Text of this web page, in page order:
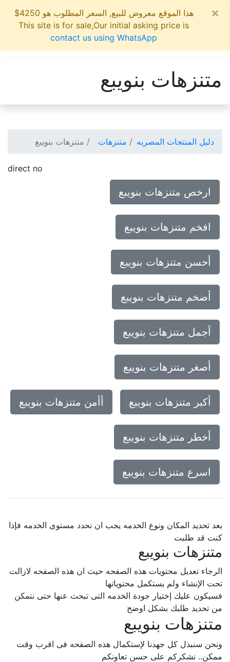
هذا الموقع معروض للبيع, السعر المطلوب هو 4250$
This site is for sale,Our initial asking price is
contact us using WhatsApp
متنزهات بنويبع
دليل المنتجات المصريه متنزهات متنزهات بنويبع
direct no
ارخص متنزهات بنويبع
افخم متنزهات بنويبع
أحسن متنزهات بنويبع
أضخم متنزهات بنويبع
أجمل متنزهات بنويبع
أصغر متنزهات بنويبع
أكبر متنزهات بنويبع أأمن متنزهات بنويبع
أخطر متنزهات بنويبع
اسرع متنزهات بنويبع
بعد تحديد المكان ونوع الخدمه يجب ان نحدد مستوى الخدمه فإذا
كنت قد طلبت
متنزهات بنويبع
الرجاء تعديل محتويات هذه الصفحه حيث ان هذه الصفحه لازالت
تحت الإنشاء ولم يستكمل محتوياتها
فسيكون عليك إختيار جودة الخدمه التى تبحث عنها حتى نتمكن
من تحديد طلبك بشكل اوضح
متنزهات بنويبع
ونحن سنبذل كل جهدنا لإستكمال هذه الصفحه فى اقرب وقت
ممكن.. نشكركم على حسن تعاونكم